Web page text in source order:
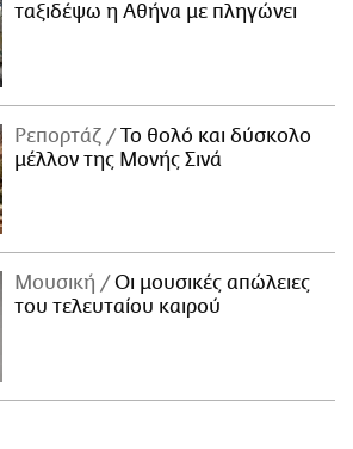
ταξιδέψω η Αθήνα με πληγώνει
Ρεπορτάζ
Το θολό και δύσκολο
μέλλον της Μονής Σινά
Μουσική
Οι μουσικές απώλειες
του τελευταίου καιρού